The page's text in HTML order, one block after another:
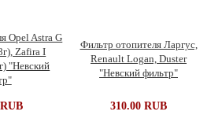
Opel Astra G
Zafira I
"Невский
Фильтр отопителя Ларгус,
Renault Logan, Duster
"Невский фильтр"
310.00 RUB